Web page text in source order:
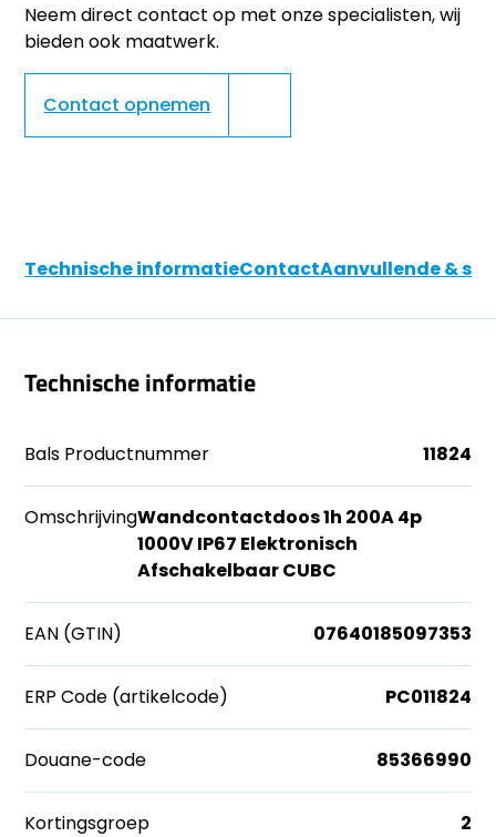
Neem direct contact op met onze specialisten, wij
bieden ook maatwerk.
Contact opnemen
Technische informatieContactAanvullende &
Technische informatie
Bals Productnummer 11824
OmschrijvingWandcontactdoos 1h 200A 4p
1000V IP67 Elektronisch
Afschakelbaar CUBC
EAN (GTIN) 07640185097353
ERP Code (artikelcode) PC011824
Douane-code 85366990
Kortingsgroep 2